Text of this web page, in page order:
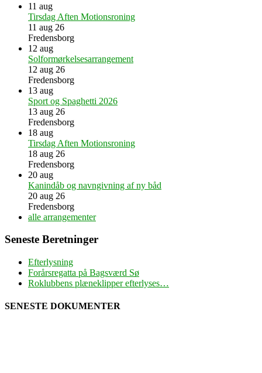
11 aug
Tirsdag Aften Motionsroning
11 aug 26
Fredensborg
12 aug
Solformørkelsesarrangement
12 aug 26
Fredensborg
13 aug
Sport og Spaghetti 2026
13 aug 26
Fredensborg
18 aug
Tirsdag Aften Motionsroning
18 aug 26
Fredensborg
20 aug
Kanindåb og navngivning af ny båd
20 aug 26
Fredensborg
alle arrangementer
Seneste Beretninger
Efterlysning
Forårsregatta på Bagsværd Sø
Roklubbens plæneklipper efterlyses…
SENESTE DOKUMENTER